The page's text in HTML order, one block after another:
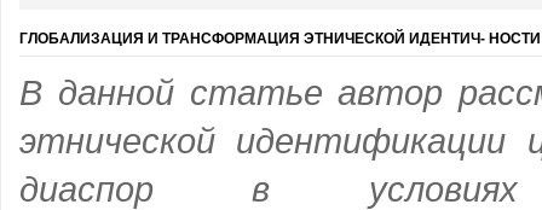
ГЛОБАЛИЗАЦИЯ И ТРАНСФОРМАЦИЯ ЭТНИЧЕСКОЙ ИДЕНТИЧ-
В данной статье автор
этнической идентификации
диаспор в условиях